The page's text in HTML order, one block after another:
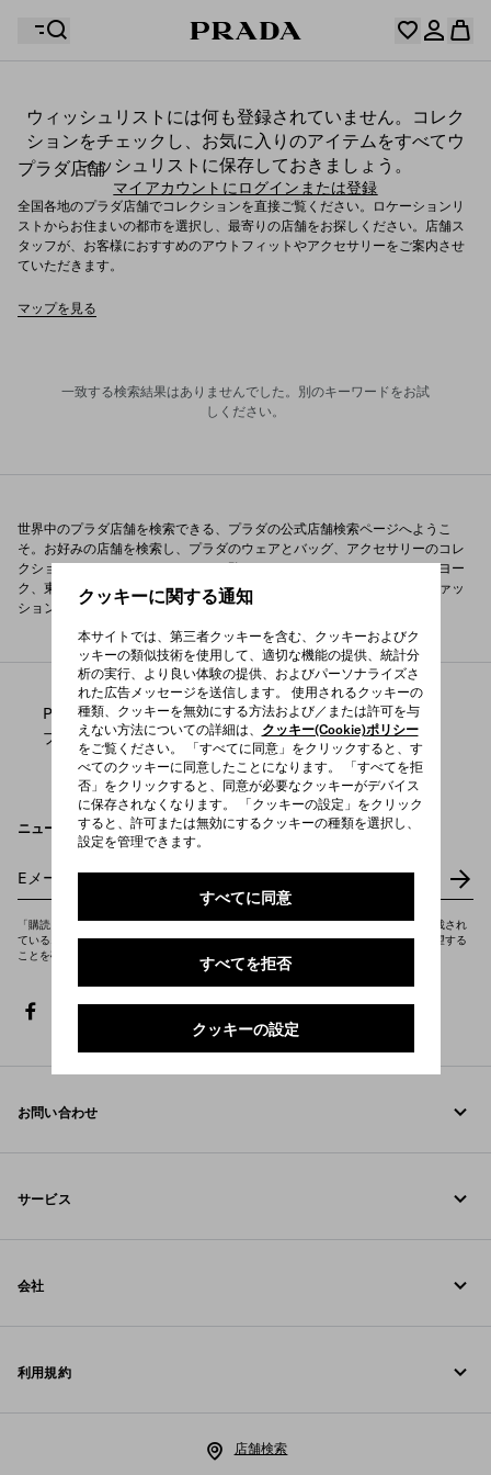
クッキーに関する通知
本サイトでは、第三者クッキーを含む、クッキーおよびク
ッキーの類似技術を使用して、適切な機能の提供、統計分
析の実行、より良い体験の提供、およびパーソナライズさ
れた広告メッセージを送信します。 使用されるクッキーの
種類、クッキーを無効にする方法および／または許可を与
えない方法についての詳細は、 クッキー(Cookie)ポリシー
をご覧ください。 「すべてに同意」をクリックすると、す
べてのクッキーに同意したことになります。 「すべてを拒
否」をクリックすると、同意が必要なクッキーがデバイス
に保存されなくなります。 「クッキーの設定」をクリック
すると、許可または無効にするクッキーの種類を選択し、
設定を管理できます。
すべてに同意
すべてを拒否
クッキーの設定
お客様のショッピングバッグに商品はありません。
お客様のショッピングバッグに商品はありません。
マイアカウントにログインまたは登録
ウィッシュリストには何も登録されていません。コレク
ションをチェックし、お気に入りのアイテムをすべてウ
ィッシュリストに保存しておきましょう。
マイアカウントにログインまたは登録
プラダ店舗
全国各地のプラダ店舗でコレクションを直接ご覧ください。ロケーションリ
ストからお住まいの都市を選択し、最寄りの店舗をお探しください。店舗ス
タッフが、お客様におすすめのアウトフィットやアクセサリーをご案内させ
ていただきます。
マップを見る
一致する検索結果はありませんでした。別のキーワードをお試
しください。
世界中のプラダ店舗を検索できる、プラダの公式店舗検索ページへようこ
そ。お好みの店舗を検索し、プラダのウェアとバッグ、アクセサリーのコレ
クションやスペシャルアイテムをご覧ください。ミラノ、パリ、ニューヨー
ク、東京など、世界の主要都市に店舗を構えるプラダは、独自のハイファッ
ションのショッピング体験をお届けします。
Prada / 店舗検索 /
プラダ店舗Store.プラダ_そごう横浜店.715838536
ニュースレターを購読
Eメールアドレスを入力*
「購読」をクリックすると、当社のプライバシーポリシーを読んで理解し、そこに記載され
ているニュースレターおよびその他のマーケティングコミュニケーションの受信を希望する
ことを確認したことになります。
facebook
twitterinstagram
youtube
spotifydiscord
linetiktok
お問い合わせ
お問い合わせ
サービス
ご注文の追跡
会社
Prada Group
利用規約
店舗検索